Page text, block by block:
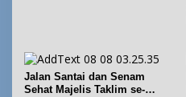
Jalan Santai dan Senam
Sehat Majelis Taklim se-